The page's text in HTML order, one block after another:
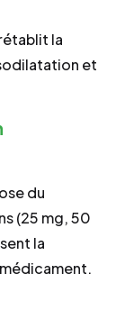
la
et
du
(25 mg, 50
la